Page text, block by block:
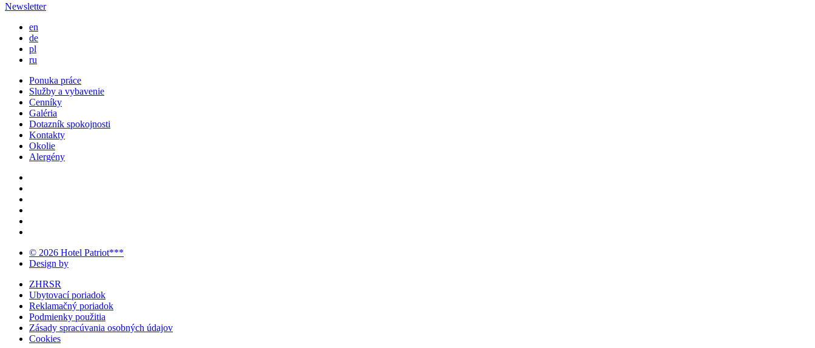
Newsletter
en
de
pl
ru
Ponuka práce
Služby a vybavenie
Cenníky
Galéria
Dotazník spokojnosti
Kontakty
Okolie
Alergény
© 2026 Hotel Patriot***
Design by
ZHRSR
Ubytovací poriadok
Reklamačný poriadok
Podmienky použitia
Zásady spracúvania osobných údajov
Cookies